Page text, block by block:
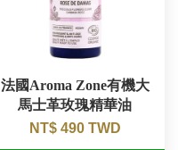
法國Aroma Zone有機大
馬士革玫瑰精華油
NT$ 490 TWD